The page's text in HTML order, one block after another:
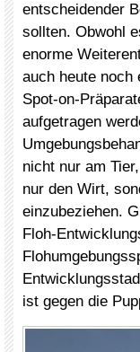
entscheidender
sollten. Obwohl
enorme
auch heute noch
Spot-on-
aufgetragen
nicht nur am
nur den Wirt,
einzubeziehen.
Floh-
ist gegen die